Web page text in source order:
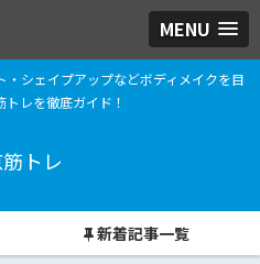
MENU
シェイプアップなどボディメイクを目
レを徹底ガイド！
トレ
新着記事一覧